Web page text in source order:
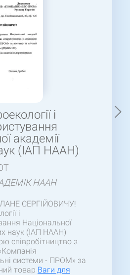
і
академії
(ІАП НААН)
НААН
СЕРГІЙОВИЧУ!
і
Національної
наук (ІАП НААН)
співробітництво з
системи - ПРОМ» за
товар Ваги для